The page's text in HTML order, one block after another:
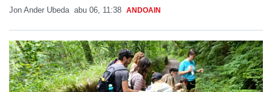
Jon Ander Ubeda abu 06, 11:38 ANDOAIN